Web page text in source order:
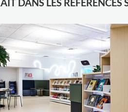
DANS LES RÉFÉRENCES